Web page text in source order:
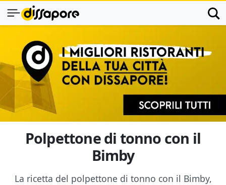
Polpettone di tonno con il
Bimby
La ricetta del polpettone di tonno con il Bimby,